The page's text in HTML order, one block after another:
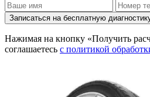
Записаться на бесплатную
Нажимая на кнопку «Получить
соглашаетесь с политикой